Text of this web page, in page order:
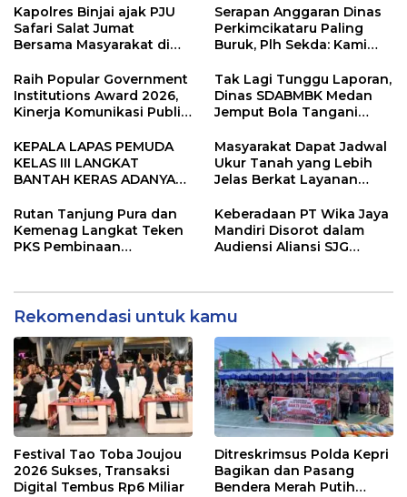
Perkuat Semangat
Kebangsaan.
Kapolres Binjai ajak PJU
Safari Salat Jumat
Bersama Masyarakat di
Serapan Anggaran Dinas
Perkimcikataru Paling
Buruk, Plh Sekda: Kami
Raih Popular Government
Institutions Award 2026,
Kinerja Komunikasi Publik
Kembali Diakui
Tak Lagi Tunggu Laporan,
Dinas SDABMBK Medan
Jemput Bola Tangani
KEPALA LAPAS PEMUDA
KELAS III LANGKAT
BANTAH KERAS ADANYA
SELALU DITUTUPI
TENTANG SINDIKAT
PENIPU PENJUALAN EMAS
Masyarakat Dapat Jadwal
Ukur Tanah yang Lebih
Jelas Berkat Layanan
Rutan Tanjung Pura dan
Kemenag Langkat Teken
PKS Pembinaan
Keberadaan PT Wika Jaya
Mandiri Disorot dalam
Audiensi Aliansi SJG
Rekomendasi untuk kamu
Festival Tao Toba Joujou
2026 Sukses, Transaksi
Digital Tembus Rp6 Miliar
Ditreskrimsus Polda Kepri
Bagikan dan Pasang
Bendera Merah Putih